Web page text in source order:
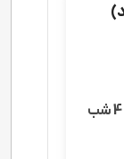
4 شب